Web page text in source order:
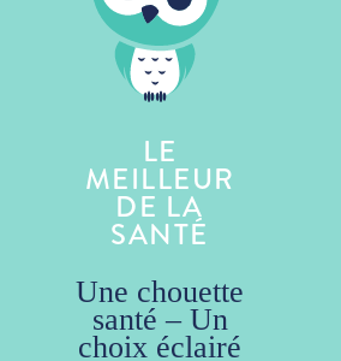
LE
MEILLEUR
DE LA
SANTÉ
Une chouette
santé – Un
choix éclairé